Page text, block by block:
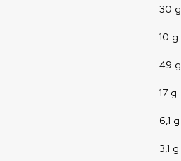
30 g
10 g
49 g
17 g
6,1 g
3,1 g